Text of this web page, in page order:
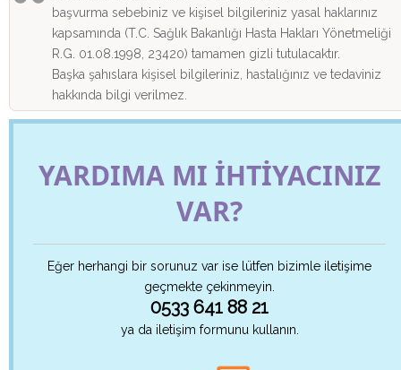
başvurma sebebiniz ve kişisel bilgileriniz yasal haklarınız
kapsamında (T.C. Sağlık Bakanlığı Hasta Hakları Yönetmeliği
R.G. 01.08.1998, 23420) tamamen gizli tutulacaktır.
Başka şahıslara kişisel bilgileriniz, hastalığınız ve tedaviniz
hakkında bilgi verilmez.
YARDIMA MI İHTİYACINIZ
VAR?
Eğer herhangi bir sorunuz var ise lütfen bizimle iletişime
geçmekte çekinmeyin.
0533 641 88 21
ya da iletişim formunu kullanın.